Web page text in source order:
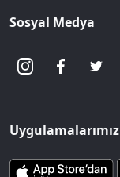
Sosyal Medya
Uygulamalarımız